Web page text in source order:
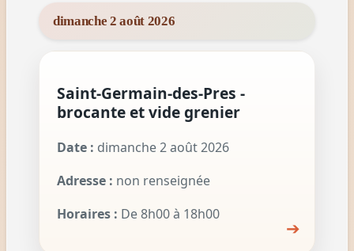
dimanche 2 août 2026
Saint-Germain-des-Pres -
brocante et vide grenier
Date : dimanche 2 août 2026
Adresse : non renseignée
Horaires : De 8h00 à 18h00
➔